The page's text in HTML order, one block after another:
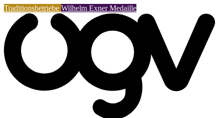
Traditionsbetriebe Wilhelm Exner Medaille